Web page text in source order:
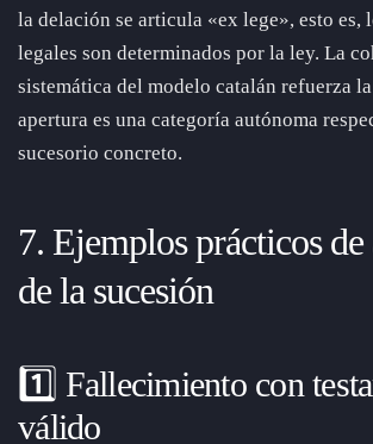
la delación se articula «ex lege», esto es,
legales son determinados por la ley. La
sistemática del modelo catalán refuerza
apertura es una categoría autónoma
sucesorio concreto.
7. Ejemplos prácticos de
de la sucesión
1️⃣ Fallecimiento con
válido